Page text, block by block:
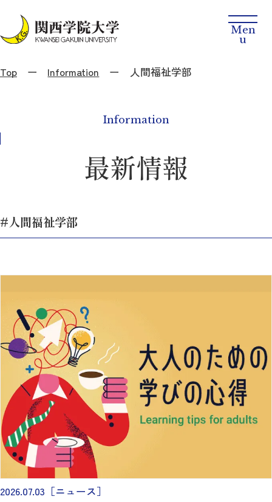
Top Information 人間福祉学部
Information
最新情報
#人間福祉学部
2026.07.03 ［ニュース］